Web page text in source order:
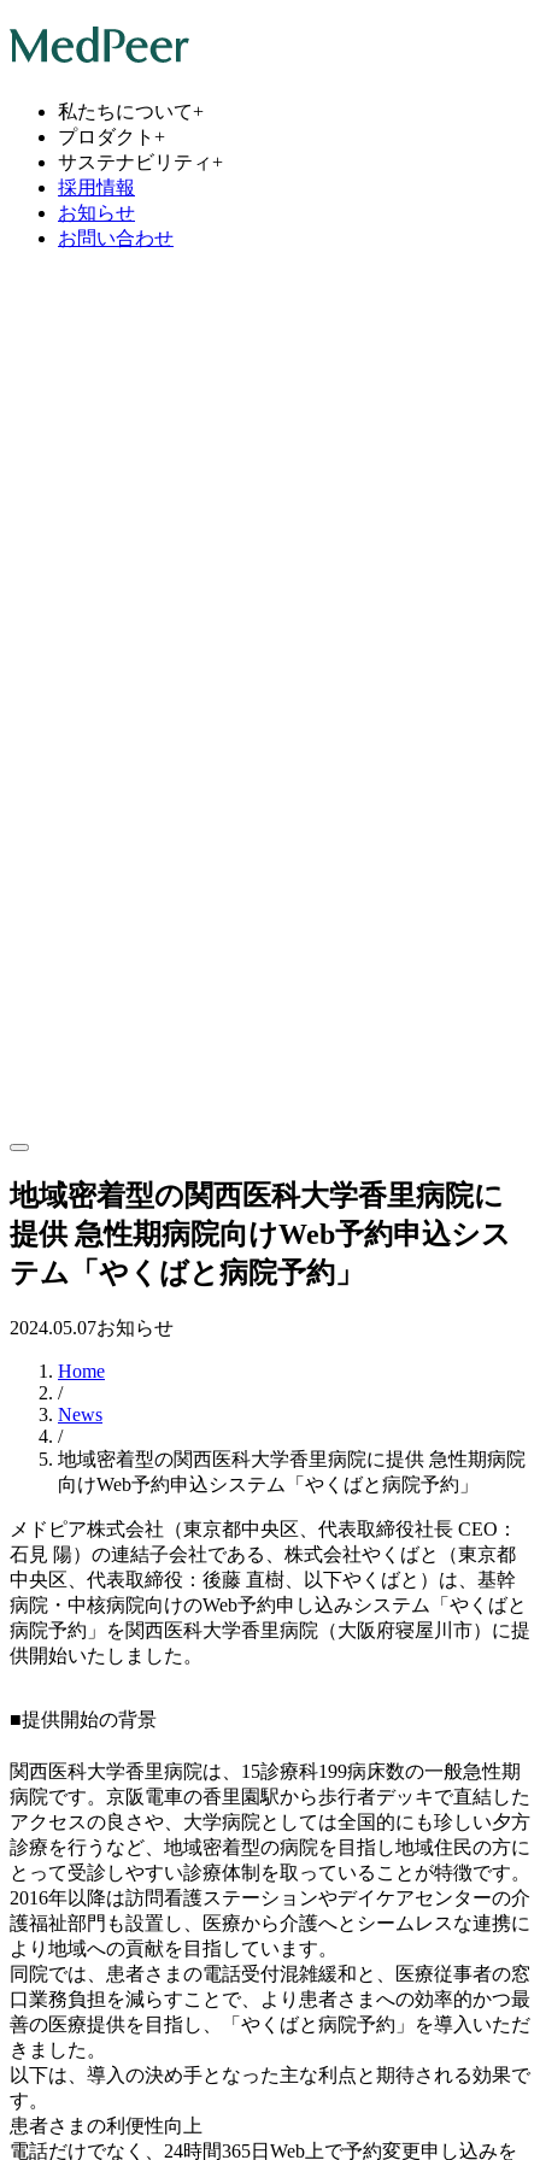
私たちについて+
プロダクト +
サステナビリティ+
採用情報
お知らせ
お問い合わせ
地域密着型の関西医科大学香里病院に
提供 急性期病院向けWeb予約申込シス
テム「やくばと病院予約」
2024.05.07お知らせ
Home
/
News
/
地域密着型の関西医科大学香里病院に提供 急性期病院
向けWeb予約申込システム「やくばと病院予約」
メドピア株式会社（東京都中央区、代表取締役社長 CEO：
石見 陽）の連結子会社である、株式会社やくばと（東京都
中央区、代表取締役：後藤 直樹、以下やくばと）は、基幹
病院・中核病院向けのWeb予約申し込みシステム「やくばと
病院予約」を関西医科大学香里病院（大阪府寝屋川市）に提
供開始いたしました。
■提供開始の背景
関西医科大学香里病院は、15診療科199病床数の一般急性期
病院です。京阪電車の香里園駅から歩行者デッキで直結した
アクセスの良さや、大学病院としては全国的にも珍しい夕方
診療を行うなど、地域密着型の病院を目指し地域住民の方に
とって受診しやすい診療体制を取っていることが特徴です。
2016年以降は訪問看護ステーションやデイケアセンターの介
護福祉部門も設置し、医療から介護へとシームレスな連携に
より地域への貢献を目指しています。
同院では、患者さまの電話受付混雑緩和と、医療従事者の窓
口業務負担を減らすことで、より患者さまへの効率的かつ最
善の医療提供を目指し、「やくばと病院予約」を導入いただ
きました。
以下は、導入の決め手となった主な利点と期待される効果で
す。
患者さまの利便性向上
電話だけでなく、24時間365日Web上で予約変更申し込みを